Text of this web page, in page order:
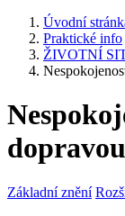
Úvodní
Praktické info
ŽIVOTNÍ
dopravou
Základní znění